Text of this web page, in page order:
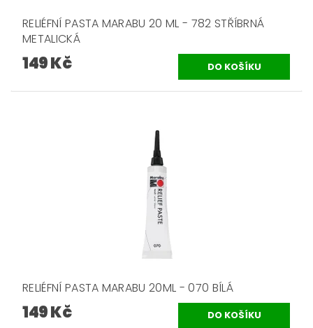
RELIÉFNÍ PASTA MARABU 20 ML - 782 STŘÍBRNÁ
METALICKÁ
149 Kč
RELIÉFNÍ PASTA MARABU 20ML - 070 BÍLÁ
149 Kč